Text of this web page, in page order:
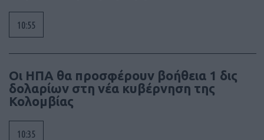
10:55
Οι ΗΠΑ θα προσφέρουν βοήθεια 1 δις
δολαρίων στη νέα κυβέρνηση της
Κολομβίας
10:35